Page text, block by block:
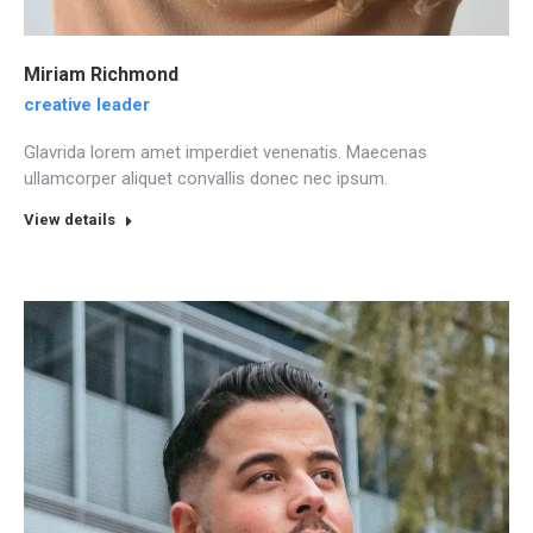
Miriam Richmond
creative leader
Glavrida lorem amet imperdiet venenatis. Maecenas
ullamcorper aliquet convallis donec nec ipsum.
View details